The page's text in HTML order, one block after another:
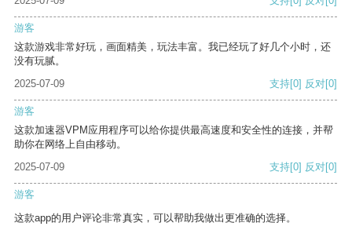
游客
这款游戏非常好玩，画面精美，玩法丰富。我已经玩了好几个小时，还
没有玩腻。
2025-07-09
支持[0] 反对[0]
游客
这款加速器VPM应用程序可以给你提供最高速度和安全性的连接，并帮
助你在网络上自由移动。
2025-07-09
支持[0] 反对[0]
游客
这款app的用户评论非常真实，可以帮助我做出更准确的选择。